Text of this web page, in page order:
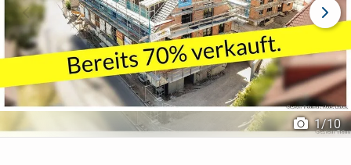
vorheriges Bild
1/10